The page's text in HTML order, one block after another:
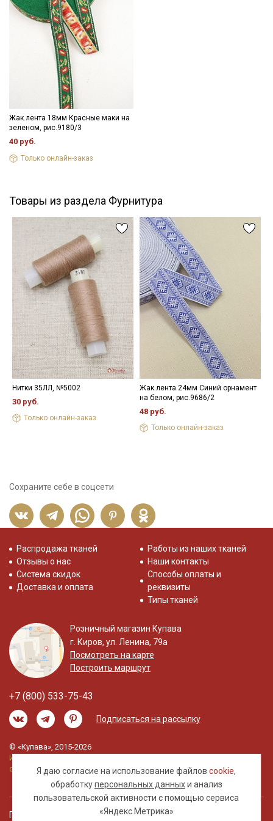
Уход:
- максимальная температура стирки до 40 С, без отжима,
- противопоказано применение отбеливателей.
Цветопередача (тон) может отличаться от оригинального
цвета ткани в зависимости от настроек вашего монитора и в
зависимости от партии.
Жак.лента 18мм Красные маки на
зеленом, рис.9180/3
40 руб.
Только онлайн-заказ
Товары из раздела Фурнитура
Нитки 35ЛЛ, №5002
30 руб.
Только онлайн-заказ
Жак.лента 24мм Синий орнамент
на белом, рис.9686/2
48 руб.
Только онлайн-заказ
Сохраните себе в соцсети
Я даю согласие на использование файловcookie,
обработкуперсональных данныхи анализ
пользовательской активности с помощью сервиса
«Яндекс.Метрика»
Распродажа тканей
Отзывы о нас
Система скидок
Доставка и оплата
Работы из наших тканей
Наши контакты
Способы оплаты и
реквизиты
Типы тканей
Розничный магазин Купава
г. Киров, ул. Ленина, 79а
Посмотреть на карте
Построить маршрут
+7 (800) 533-75-43
Подписаться на рассылку
© «Купава», 2015-2026
Информация на сайте не является публичной
офертой.
Правовая информация
ДаюСогласие на получение рекламных и
информационных рассылок